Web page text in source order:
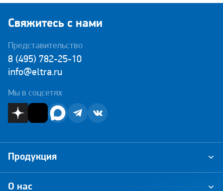
Свяжитесь с нами
Представительство
8 (495) 782-25-10
info@eltra.ru
Мы в соцсетях
О нас
Продукция